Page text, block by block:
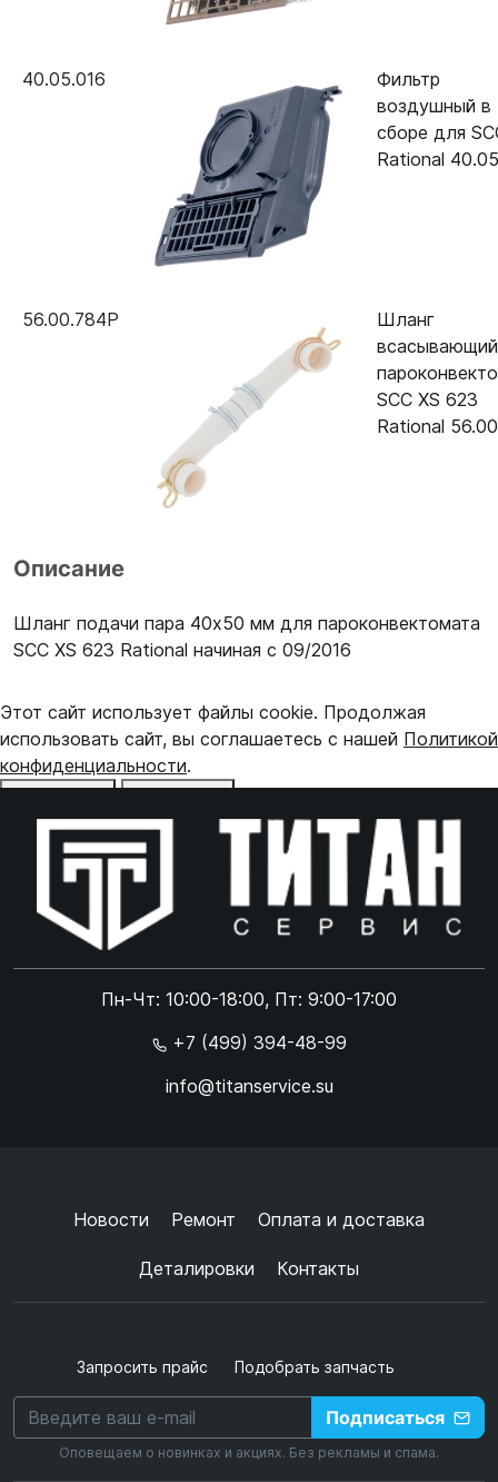
40.05.016
Фильтр
воздушный в
сборе для
Rational
56.00.784P
Шланг
SCC XS 623
Rational
Описание
Шланг подачи пара 40x50 мм для пароконвектомата
SCC XS 623 Rational начиная с 09/2016
Пн-Чт: 10:00-18:00, Пт: 9:00-17:00
+7 (499) 394-48-99
info@titanservice.su
Новости Ремонт Оплата и доставка
Деталировки Контакты
Запросить прайс Подобрать запчасть
Подписаться
Оповещаем о новинках и акциях. Без рекламы и спама.
Этот сайт использует файлы cookie. Продолжая
использовать сайт, вы соглашаетесь с нашей Политикой
конфиденциальности.
Online чат
Online чат